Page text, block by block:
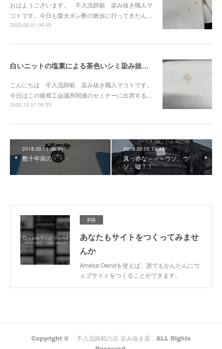
おはようございます。 不入流師範 染み抜き職人マ
コトです。今日も愛犬ポン酢の散歩に行ってきたん…
2023.02.01 00:05
白いニットの塩素による茶色いシミ染み抜き事例『染み抜き屋』
こんにちは 不入流師範 染み抜き職人マコトです。
今日はこの後商工会議所関連のセミナーに出席する…
2022.12.01 06:53
2018.03.10 08:01
数十年前の・・・
2018.03.05 13:43
真っ赤な～～～ウソ、ウ
ソ、嘘！！
PR
あなたもサイトをつくってみませ
んか
Ameba Owndを使えば、誰でもかんたんにウ
ェブサイトをつくることができます。
Copyright © 不入流師範の店 染み抜き屋 ALL Rights